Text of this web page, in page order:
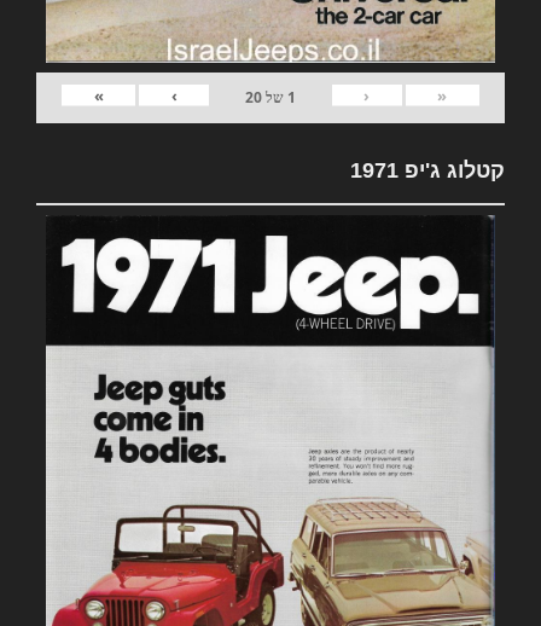
«
‹
1 של20
›
»
קטלוג ג'יפ 1971